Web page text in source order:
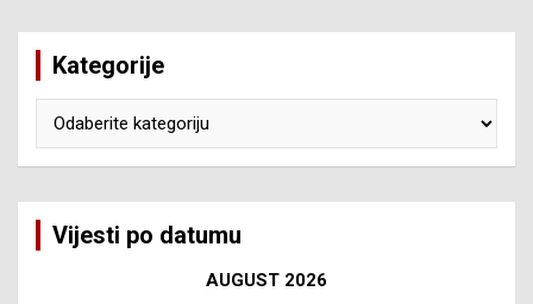
Kategorije
Vijesti po datumu
AUGUST 2026